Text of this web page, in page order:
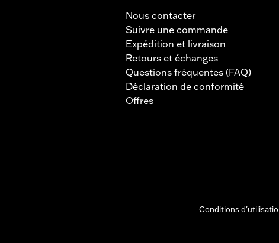
Nous contacter
Suivre une commande
Expédition et livraison
Retours et échanges
Questions fréquentes (FAQ)
Déclaration de conformité
Offres
Conditions